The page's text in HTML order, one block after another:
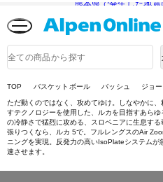
熊本県で発生した地震
品
検
TOP バスケットボール バッシュ ジョ
ただ動くのではなく、攻めてゆけ。しなやかに
すテクノロジーを使用した、ルカを目指すあら
の冷静さで猛烈に攻める、スロベニアに生息す
張りつくなら、ルカ 5で。フルレングスのAir
ニングを実現。反発力の高いIsoPlateシステム
速させます。